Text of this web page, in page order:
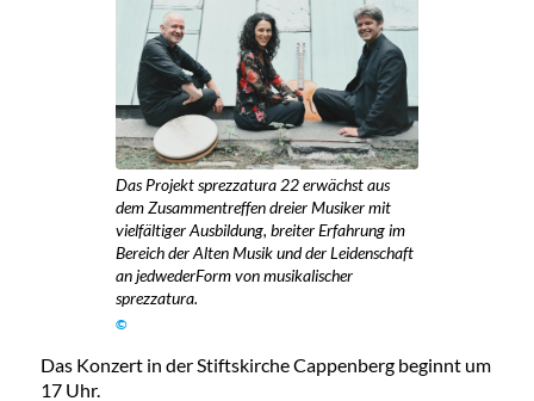
Das Projekt sprezzatura 22 erwächst aus
dem Zusammentreffen dreier Musiker mit
vielfältiger Ausbildung, breiter Erfahrung im
Bereich der Alten Musik und der Leidenschaft
an jedwederForm von musikalischer
sprezzatura.
©
Das Konzert in der Stiftskirche Cappenberg beginnt um
17 Uhr.